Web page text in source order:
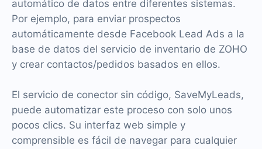
automático de datos entre diferentes sistemas.
Por ejemplo, para enviar prospectos
automáticamente desde Facebook Lead Ads a la
base de datos del servicio de inventario de ZOHO
y crear contactos/pedidos basados en ellos.
El servicio de conector sin código, SaveMyLeads,
puede automatizar este proceso con solo unos
pocos clics. Su interfaz web simple y
comprensible es fácil de navegar para cualquier